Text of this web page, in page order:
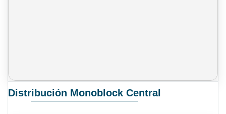
Distribución Monoblock Central